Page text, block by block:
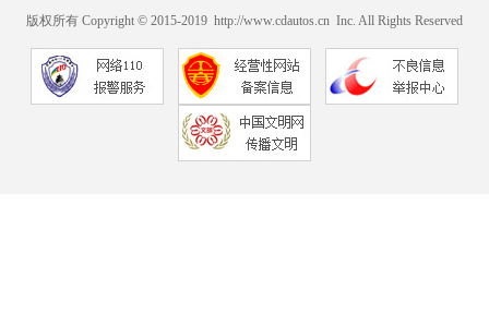
版权所有 Copyright © 2015-2019 http://www.cdautos.cn Inc. All Rights Reserved